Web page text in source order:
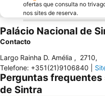
ofertas que consulta no
nos sites de reserva.
Palácio Nacional de
Contacto
Largo Rainha D. Amélia , 2710,
Telefone: +351(21)9106840
Perguntas
de Sintra